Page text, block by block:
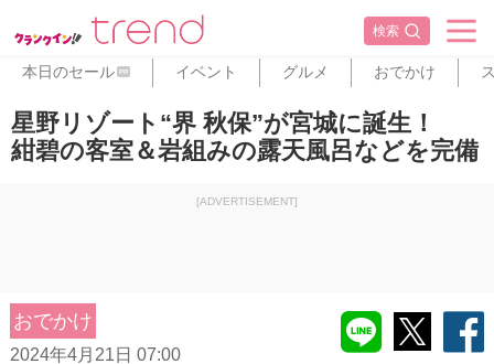
検索
本日のセール PR イベント グルメ おでかけ
星野リゾート“界 秋保”が宮城に誕生！
紺碧の客室＆岩組みの露天風呂などを完備
[ADVERTISEMENT]
おでかけ
2024年4月21日 07:00